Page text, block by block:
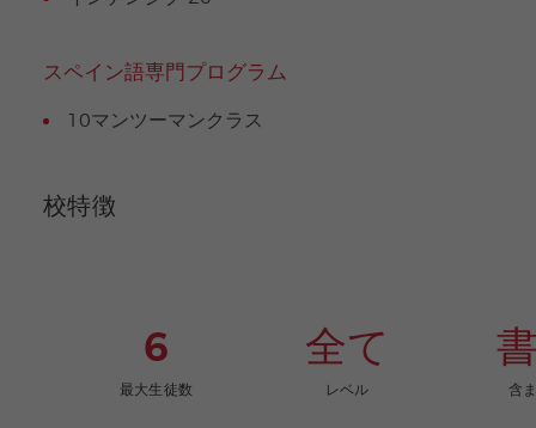
スペイン語専門プログラム
10マンツーマンクラス
校特徴
6
最大生徒数
全て
レベル 含